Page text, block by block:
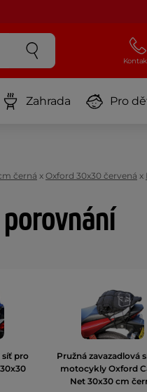
Zahrada Pro
černá x Oxford 30x30 červená x
síť pro
Pružná zavazadlová
motocykly Oxford
Net 30x30 cm